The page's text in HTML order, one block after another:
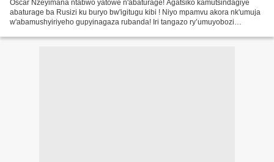
Oscar Nzeyimana ntabwo yatowe n'abaturage! Agatsiko kamutsindagiye
abaturage ba Rusizi ku buryo bw'igitugu kibi ! Niyo mpamvu akora nk'umuja
w'abamushyiriyeho gupyinagaza rubanda! Iri tangazo ry’umuyobozi